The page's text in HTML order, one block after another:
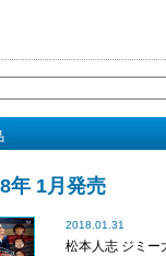
年 1月発売
2018.01.31
松本人志 ジミー